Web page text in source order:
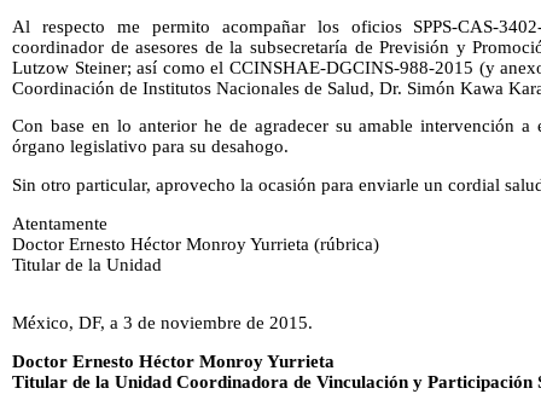
Al respecto me permito acompañar los oficios SPPS-CAS-
coordinador de asesores de la subsecretaría de Previsión y
Lutzow Steiner; así como el CCINSHAE-DGCINS-988-2015 (y
Coordinación de Institutos Nacionales de Salud, Dr. Simón Kawa
Con base en lo anterior he de agradecer su amable intervención
órgano legislativo para su desahogo.
Sin otro particular, aprovecho la ocasión para enviarle un cordial
Atentamente
Doctor Ernesto Héctor Monroy Yurrieta (rúbrica)
Titular de la Unidad
México, DF, a 3 de noviembre de 2015.
Doctor Ernesto Héctor Monroy Yurrieta
Titular de la Unidad Coordinadora de Vinculación y Participación